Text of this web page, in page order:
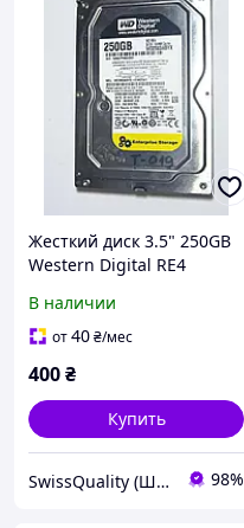
Жесткий диск 3.5" 250GB
Western Digital RE4
7200RPM 64MB Б/У
В наличии
от40₴/мес
400₴
Купить
SwissQuality (Швейцарское Качество) 98%